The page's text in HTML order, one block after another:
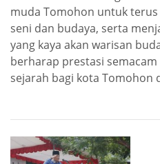
muda Tomohon untuk
seni dan budaya, serta
yang kaya akan warisan
berharap prestasi
sejarah bagi kota Tomohon